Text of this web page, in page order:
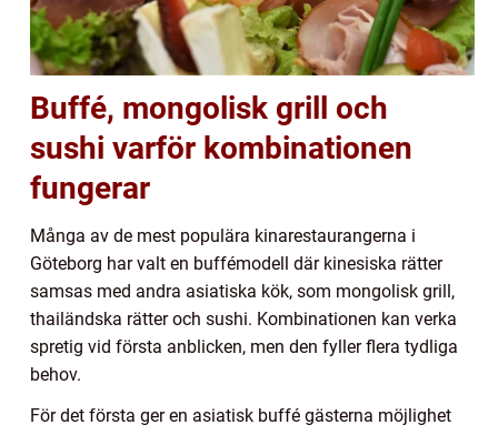
Buffé, mongolisk grill och
sushi varför kombinationen
fungerar
Många av de mest populära kinarestaurangerna i
Göteborg har valt en buffémodell där kinesiska rätter
samsas med andra asiatiska kök, som mongolisk grill,
thailändska rätter och sushi. Kombinationen kan verka
spretig vid första anblicken, men den fyller flera tydliga
behov.
För det första ger en asiatisk buffé gästerna möjlighet